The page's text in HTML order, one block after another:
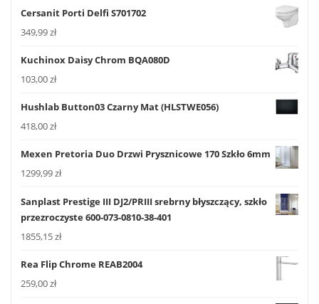
Cersanit Porti Delfi S701702
349,99zł
Kuchinox Daisy Chrom BQA080D
103,00zł
Hushlab Button03 Czarny Mat (HLSTWE056)
418,00zł
Mexen Pretoria Duo Drzwi Prysznicowe 170 Szkło 6mm
1299,99zł
Sanplast Prestige III DJ2/PRIII srebrny błyszczący, szkło
przezroczyste 600-073-0810-38-401
1855,15zł
Rea Flip Chrome REAB2004
259,00zł